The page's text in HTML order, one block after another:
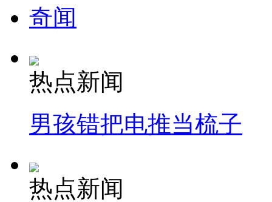
奇闻
热点新闻
男孩错把电推当梳子
热点新闻